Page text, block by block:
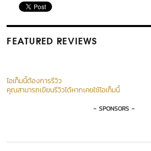
FEATURED REVIEWS
ไอเท็มนี้ต้องการรีวิว
คุณสามารถเขียนรีวิวได้หากเคยใช้ไอเท็มนี้
- SPONSORS -